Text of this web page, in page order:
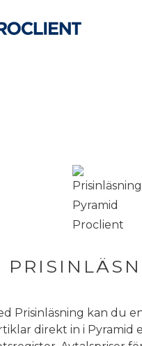
Prisinläsning kan du
direkt in i Pyramid